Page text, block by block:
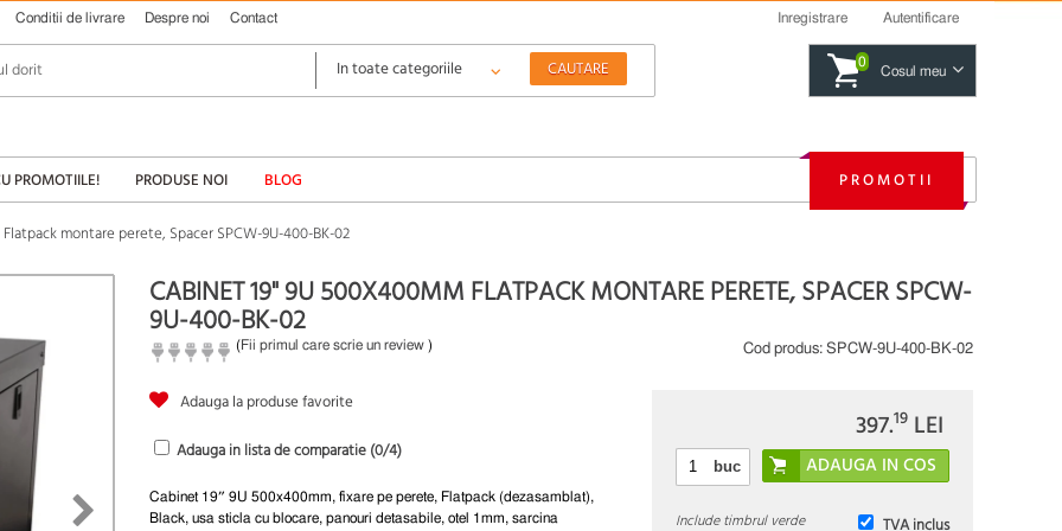
Conditii de livrare Despre noi Contact Inregistrare Autentificare
0
Cosul meu
PROMOTIILE! PRODUSE NOI BLOG PROMOTII
montare perete, Spacer SPCW-9U-400-BK-02
CABINET 19" 9U 500X400MM FLATPACK MONTARE PERETE, SPACER SPCW-
9U-400-BK-02
(Fii primul care scrie un review ) Cod produs: SPCW-9U-400-BK-02
Adauga la produse favorite
Adauga in lista de comparatie (0/4)
Cabinet 19″ 9U 500x400mm, fixare pe perete, Flatpack (dezasamblat),
Black, usa sticla cu blocare, panouri detasabile, otel 1mm, sarcina
397.19 LEI
buc
TVA inclus
Include timbrul verde